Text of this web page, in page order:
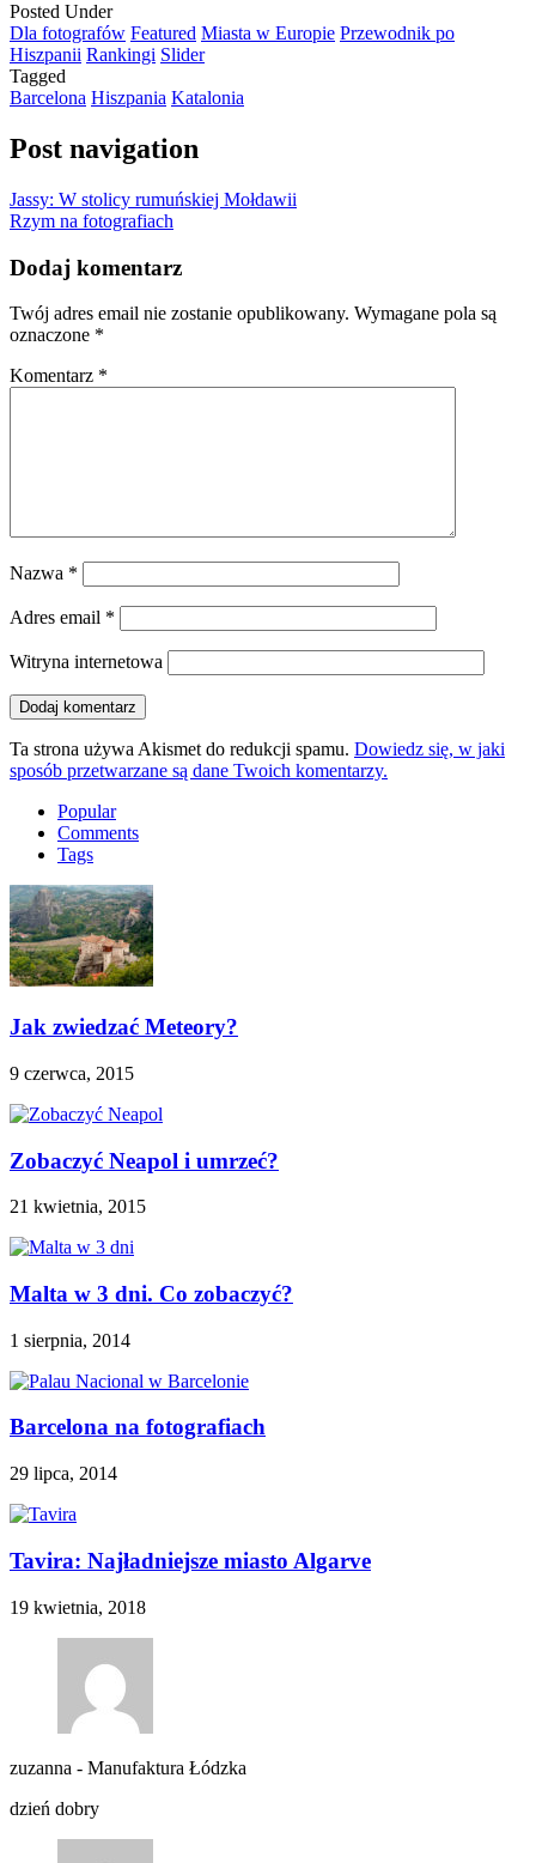
Posted Under
Dla fotografów Featured Miasta w Europie Przewodnik po
Hiszpanii Rankingi Slider
Tagged
Barcelona Hiszpania Katalonia
Post navigation
Jassy: W stolicy rumuńskiej Mołdawii
Rzym na fotografiach
Dodaj komentarz
Twój adres email nie zostanie opublikowany. Wymagane pola są
oznaczone *
Komentarz *
Nazwa *
Adres email *
Witryna internetowa
Ta strona używa Akismet do redukcji spamu. Dowiedz się, w jaki
sposób przetwarzane są dane Twoich komentarzy.
Popular
Comments
Tags
Jak zwiedzać Meteory?
9 czerwca, 2015
Zobaczyć Neapol i umrzeć?
21 kwietnia, 2015
Malta w 3 dni. Co zobaczyć?
1 sierpnia, 2014
Barcelona na fotografiach
29 lipca, 2014
Tavira: Najładniejsze miasto Algarve
19 kwietnia, 2018
zuzanna - Manufaktura Łódzka
dzień dobry